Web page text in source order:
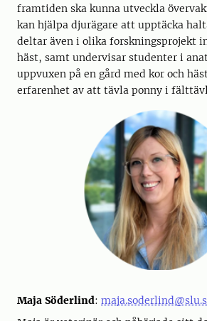
framtiden ska kunna utveckla
kan hjälpa djurägare att upptäcka
deltar även i olika forskningsprojekt
häst, samt undervisar studenter i
uppvuxen på en gård med kor och
erfarenhet av att tävla ponny i
Maja Söderlind: